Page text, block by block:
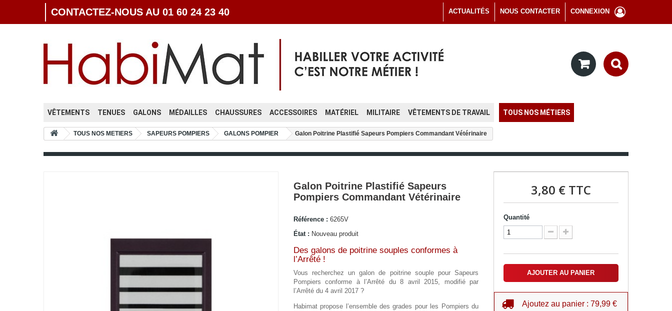
CONNEXION
NOUS CONTACTER
ACTUALITÉS
CONTACTEZ-NOUS AU 01 60 24 23 40
VÊTEMENTS TENUES GALONS MÉDAILLES CHAUSSURES ACCESSOIRES MATÉRIEL MILITAIRE VÊTEMENTS DE TRAVAIL TOUS NOS MÉTIERS
TOUS NOS METIERS SAPEURS POMPIERS GALONS POMPIER Galon Poitrine Plastifié Sapeurs Pompiers Commandant Vétérinaire
Galon Poitrine Plastifié Sapeurs
Pompiers Commandant Vétérinaire
Référence : 6265V
État : Nouveau produit
Des galons de poitrine souples conformes à
l’Arrêté !
Vous recherchez un galon de poitrine souple pour Sapeurs
Pompiers conforme à l’Arrêté du 8 avril 2015, modifié par
l’Arrêté du 4 avril 2017 ?
Habimat propose l’ensemble des grades pour les Pompiers du
3,80 €TTC
Quantité
AJOUTER AU PANIER
Ajoutez au panier : 79,99 €